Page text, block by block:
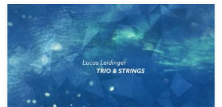
Lucas Leidinger Trio & Strings KLAENG records 017 (zu beziehen
unter KLAENG records) Viele Jazz-Musiker, vor allem Pianisten,
träumen davon, wenigstens einmal eine Aufnahme mit Streichern
zu machen. Wahrscheinlich eine Spätwirkung der klassisch
geprägten Ausbildung. Wenn der Traum denn überhaupt je
realisiert wird, geht es leider oft schief – nicht […]